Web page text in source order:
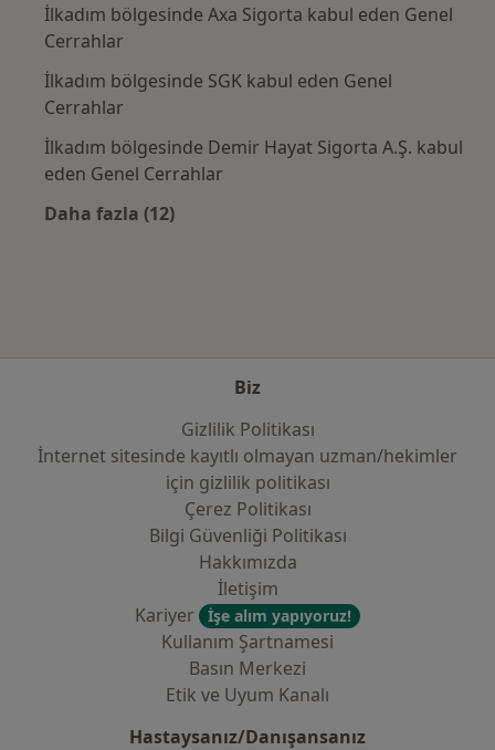
İlkadım bölgesinde Axa Sigorta kabul eden Genel
Cerrahlar
İlkadım bölgesinde SGK kabul eden Genel
Cerrahlar
İlkadım bölgesinde Demir Hayat Sigorta A.Ş. kabul
eden Genel Cerrahlar
Daha fazla (12)
Biz
Gizlilik Politikası
İnternet sitesinde kayıtlı olmayan uzman/hekimler
i̇çin gizlilik politikası
Çerez Politikası
Bilgi Güvenliği Politikası
Hakkımızda
İletişim
Kariyer
İşe alım yapıyoruz!
Kullanım Şartnamesi
Basın Merkezi
Etik ve Uyum Kanalı
Hastaysanız/Danışansanız